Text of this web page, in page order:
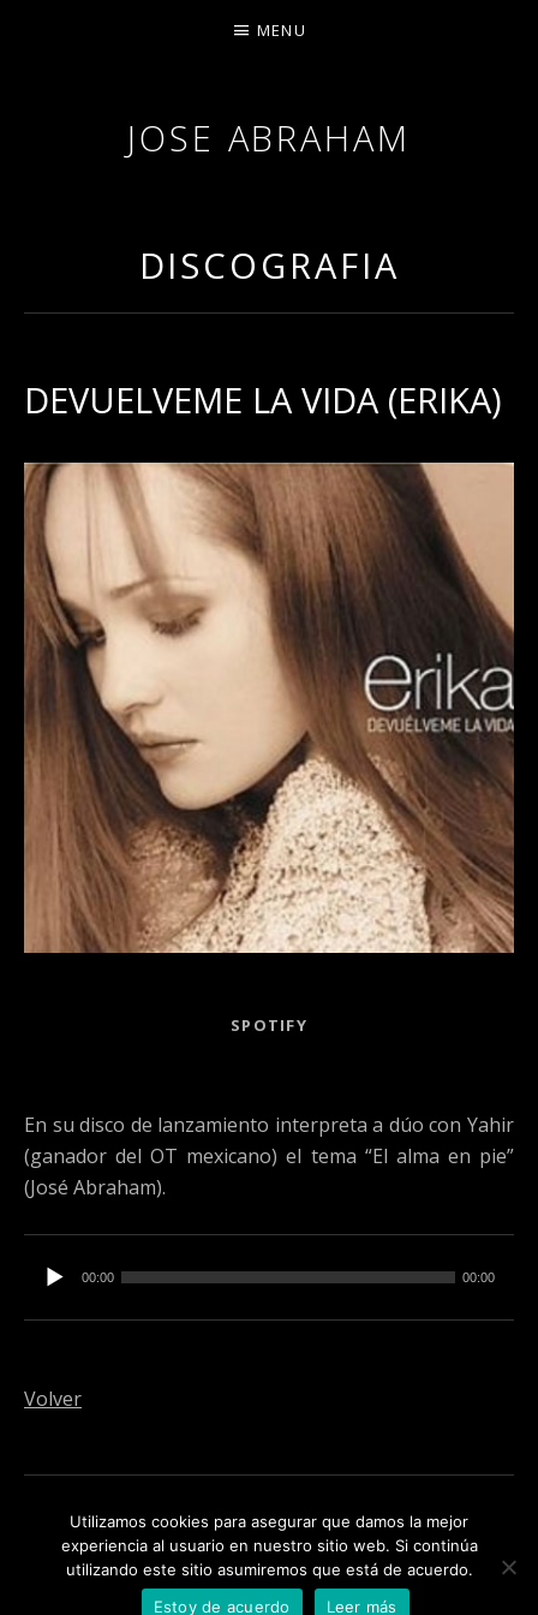
JOSE ABRAHAM
MENU
DISCOGRAFIA
DEVUELVEME LA VIDA (ERIKA)
RECORD DETAILS
SPOTIFY
En su disco de lanzamiento interpreta a dúo con Yahir
(ganador del OT mexicano) el tema “El alma en pie”
(José Abraham).
00:00 00:00
Volver
Social Media Profilesinstagram
Spotify
JOSE ABRAHAM © 2026 AVISO LEGAL
Utilizamos cookies para asegurar que damos la mejor
experiencia al usuario en nuestro sitio web. Si continúa
utilizando este sitio asumiremos que está de acuerdo.
Estoy de acuerdo
Leer más